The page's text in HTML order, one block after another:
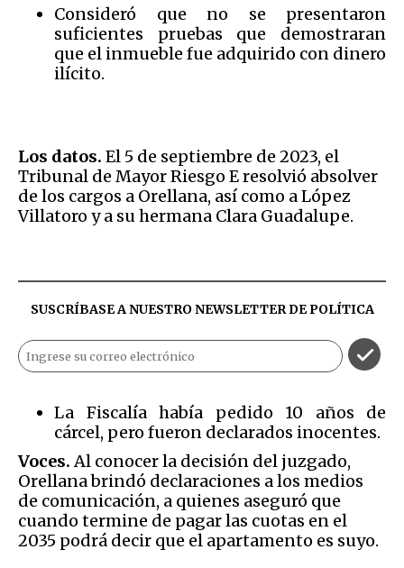
Consideró que no se presentaron
suficientes pruebas que demostraran
que el inmueble fue adquirido con dinero
ilícito.
Los datos. El 5 de septiembre de 2023, el
Tribunal de Mayor Riesgo E resolvió absolver
de los cargos a Orellana, así como a López
Villatoro y a su hermana Clara Guadalupe.
SUSCRÍBASE A NUESTRO NEWSLETTER DEPOLÍTICA
La Fiscalía había pedido 10 años de
cárcel, pero fueron declarados inocentes.
Voces.Al conocer la decisión del juzgado,
Orellana brindó declaraciones a los medios
de comunicación, a quienes aseguró que
cuando termine de pagar las cuotas en el
2035 podrá decir que el apartamento es suyo.